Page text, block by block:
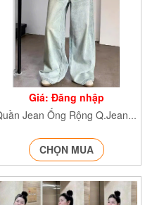
Giá: Đăng nhập
Quần Jean Ống Rộng Q.Jeanxuong7776
CHỌN MUA